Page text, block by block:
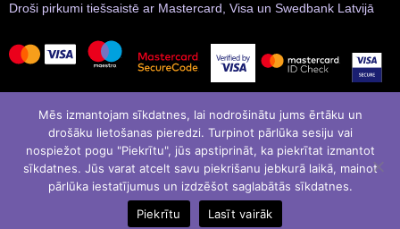
Droši pirkumi tiešsaistē ar Mastercard, Visa un Swedbank Latvijā
© Gartda 2021 Izstrādāja
Mēs izmantojam sīkdatnes, lai nodrošinātu jums ērtāku un
drošāku lietošanas pieredzi. Turpinot pārlūka sesiju vai
nospiežot pogu "Piekrītu", jūs apstiprināt, ka piekrītat izmantot
sīkdatnes. Jūs varat atcelt savu piekrišanu jebkurā laikā, mainot
pārlūka iestatījumus un izdzēšot saglabātās sīkdatnes.
Piekrītu
Lasīt vairāk